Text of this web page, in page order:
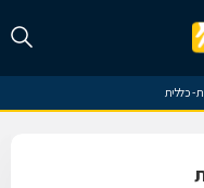
- כללית